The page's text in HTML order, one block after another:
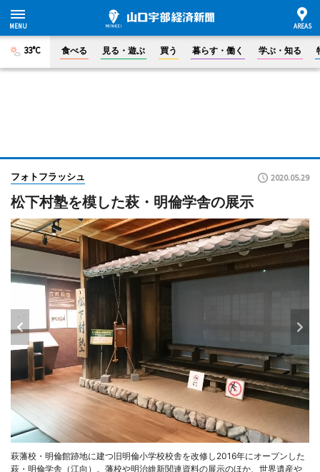
33°C 食べる 見る・遊ぶ 買う 暮らす・働く 学ぶ・知る
フォトフラッシュ 2020.05.29
松下村塾を模した萩・明倫学舎の展示
萩藩校・明倫館跡地に建つ旧明倫小学校校舎を改修し2016年にオープンした
萩・明倫学舎（江向）。藩校や明治維新関連資料の展示のほか、世界遺産や